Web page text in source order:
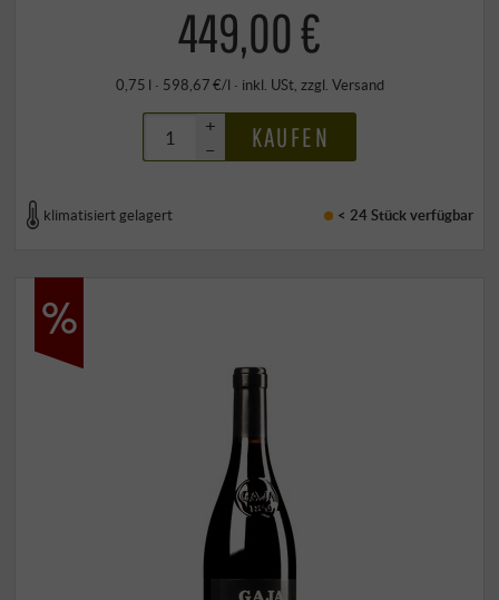
449,00 €
0,75 l · 598,67 €/l · inkl. USt, zzgl. Versand
+
–
KAUFEN
klimatisiert gelagert < 24 Stückverfügbar